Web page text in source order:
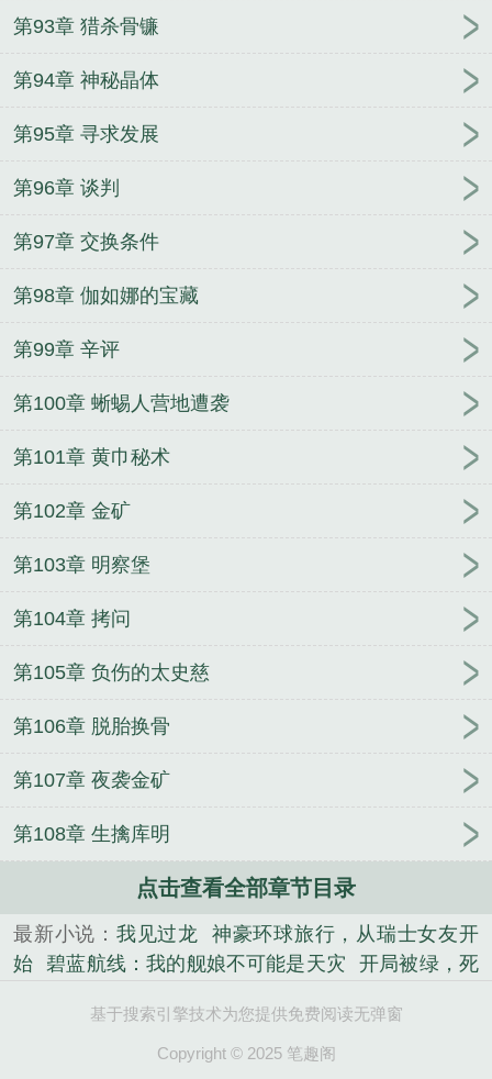
第93章 猎杀骨镰
第94章 神秘晶体
第95章 寻求发展
第96章 谈判
第97章 交换条件
第98章 伽如娜的宝藏
第99章 辛评
第100章 蜥蜴人营地遭袭
第101章 黄巾秘术
第102章 金矿
第103章 明察堡
第104章 拷问
第105章 负伤的太史慈
第106章 脱胎换骨
第107章 夜袭金矿
第108章 生擒库明
点击查看全部章节目录
最新小说： 我见过龙
神豪环球旅行，从瑞士女友开
始
碧蓝航线：我的舰娘不可能是天灾
开局被绿，死
崇祯朱由检全文免费阅读无弹窗 大明王朝
1627by未删减版 大明王朝1627崇祯朱由检免费阅读
基于搜索引擎技术为您提供免费阅读无弹窗
Copyright © 2025 笔趣阁